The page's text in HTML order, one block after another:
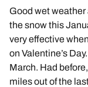
Good wet weather
the snow this
very effective
on Valentine’s
March. Had
miles out of the